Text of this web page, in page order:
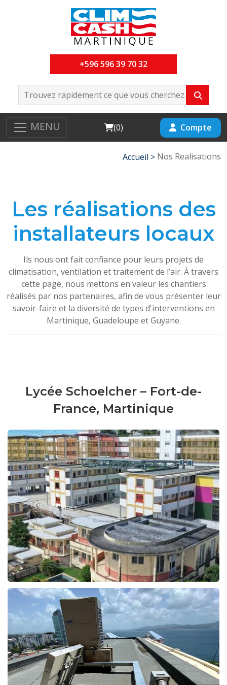
+596 596 39 70 32
MENU Cart
(0) Compte
Accueil > Nos Realisations
Les réalisations des
installateurs locaux
Ils nous ont fait confiance pour leurs projets de
climatisation, ventilation et traitement de l’air. À travers
cette page, nous mettons en valeur les chantiers
réalisés par nos partenaires, afin de vous présenter leur
savoir-faire et la diversité de types d'interventions en
Martinique, Guadeloupe et Guyane.
Lycée Schoelcher – Fort-de-
France, Martinique